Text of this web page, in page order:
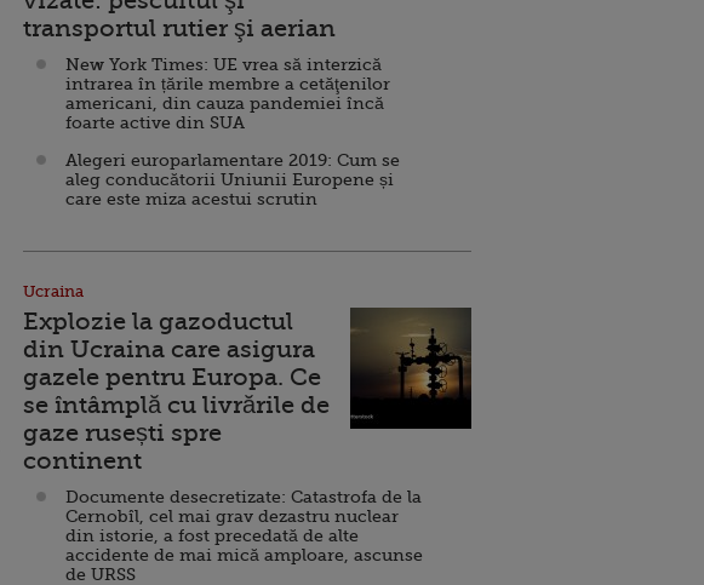
transportul rutier şi aerian
New York Times: UE vrea să interzică
intrarea în țările membre a cetăţenilor
americani, din cauza pandemiei încă
foarte active din SUA
Alegeri europarlamentare 2019: Cum se
aleg conducătorii Uniunii Europene și
care este miza acestui scrutin
Ucraina
Explozie la gazoductul
din Ucraina care asigura
gazele pentru Europa. Ce
se întâmplă cu livrările de
gaze rusești spre
continent
Documente desecretizate: Catastrofa de la
Cernobîl, cel mai grav dezastru nuclear
din istorie, a fost precedată de alte
accidente de mai mică amploare, ascunse
de URSS